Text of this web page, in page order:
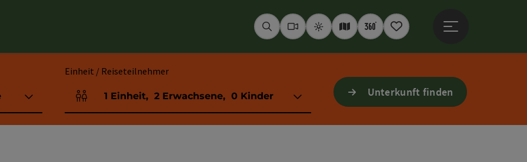
SuchenWebcams
WetterInteraktive Karte
360° Panoramen
Merkzettel
Einheit / Reiseteilnehmer
Einheitenanzahl und Personenfelder
1 Einheit, 2 Erwachsene, 0 Kinder Unterkunft finden